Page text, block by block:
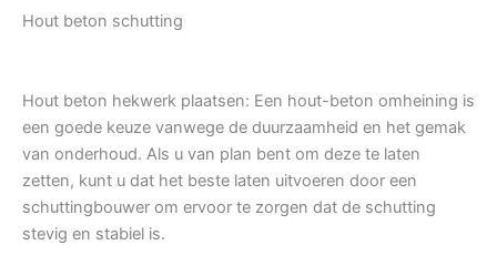
Hout beton schutting
Hout beton hekwerk plaatsen: Een hout-beton omheining is
een goede keuze vanwege de duurzaamheid en het gemak
van onderhoud. Als u van plan bent om deze te laten
zetten, kunt u dat het beste laten uitvoeren door een
schuttingbouwer om ervoor te zorgen dat de schutting
stevig en stabiel is.